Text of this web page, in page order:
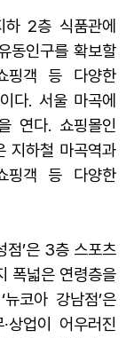
하 2층 식품관에
동인구를 확보할
핑객 등 다양한
다. 서울 마곡에
연다. 쇼핑몰인
지하철 마곡역과
핑객 등 다양한
점’은 3층 스포츠
폭넓은 연령층을
코아 강남점’은
상업이 어우러진